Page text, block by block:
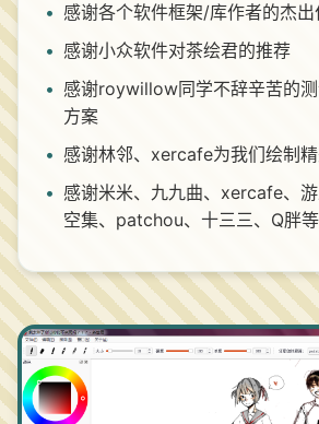
• 感谢各个软件框架/库作者的杰出
• 感谢小众软件对茶绘君的推荐
• 感谢roywillow同学不辞辛苦的
方案
• 感谢林邻、xercafe为我们绘制
• 感谢米米、九九曲、xercafe、游
空集、patchou、十三三、Q胖